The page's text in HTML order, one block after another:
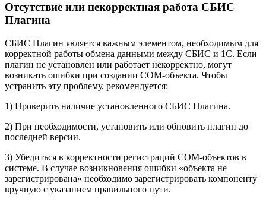
Отсутствие или некорректная работа СБИС
Плагина
СБИС Плагин является важным элементом, необходимым для
корректной работы обмена данными между СБИС и 1С. Если
плагин не установлен или работает некорректно, могут
возникать ошибки при создании COM-объекта. Чтобы
устранить эту проблему, рекомендуется:
1) Проверить наличие установленного СБИС Плагина.
2) При необходимости, установить или обновить плагин до
последней версии.
3) Убедиться в корректности регистраций COM-объектов в
системе. В случае возникновения ошибки «объекта не
зарегистрирована» необходимо зарегистрировать компоненту
вручную с указанием правильного пути.